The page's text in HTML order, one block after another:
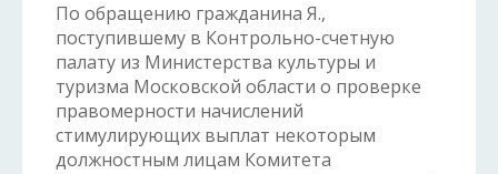
По обращению гражданина Я.,
поступившему в Контрольно-счетную
палату из Министерства культуры и
туризма Московской области о проверке
правомерности начислений
стимулирующих выплат некоторым
должностным лицам Комитета